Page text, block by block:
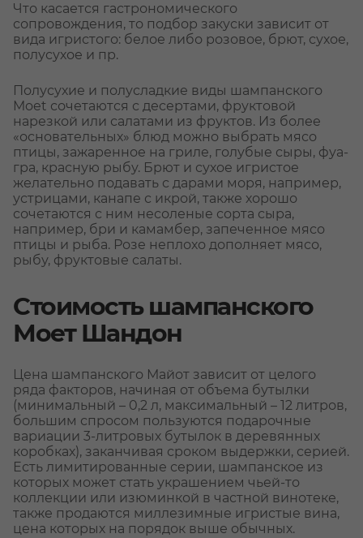
Что касается гастрономического
сопровождения, то подбор закуски зависит от
вида игристого: белое либо розовое, брют, сухое,
полусухое и пр.
Полусухие и полусладкие виды шампанского
Moet сочетаются с десертами, фруктовой
нарезкой или салатами из фруктов. Из более
«основательных» блюд можно выбрать мясо
птицы, зажаренное на гриле, голубые сыры, фуа-
гра, красную рыбу. Брют и сухое игристое
желательно подавать с дарами моря, например,
устрицами, канапе с икрой, также хорошо
сочетаются с ним несоленые сорта сыра,
например, бри и камамбер, запеченное мясо
птицы и рыба. Розе неплохо дополняет мясо,
рыбу, фруктовые салаты.
Стоимость шампанского
Моет Шандон
Цена шампанского Майот зависит от целого
ряда факторов, начиная от объема бутылки
(минимальный – 0,2 л, максимальный – 12 литров,
большим спросом пользуются подарочные
вариации 3-литровых бутылок в деревянных
коробках), заканчивая сроком выдержки, серией.
Есть лимитированные серии, шампанское из
которых может стать украшением чьей-то
коллекции или изюминкой в частной винотеке,
также продаются миллезимные игристые вина,
цена которых на порядок выше обычных.